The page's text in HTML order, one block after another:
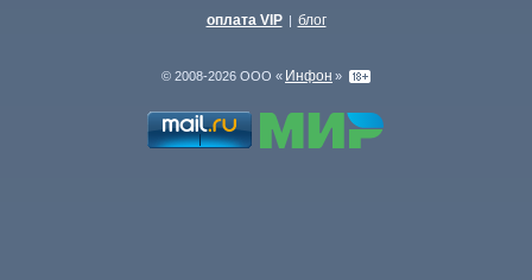
оплата VIP | блог
© 2008-2026 ООО « Инфон »